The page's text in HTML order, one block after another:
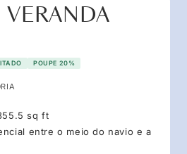
POUPE 20%
sq ft
entre o meio do navio e a